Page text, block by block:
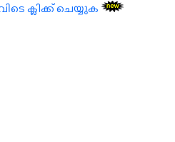
ക്ലിക്ക് ചെയ്യുക